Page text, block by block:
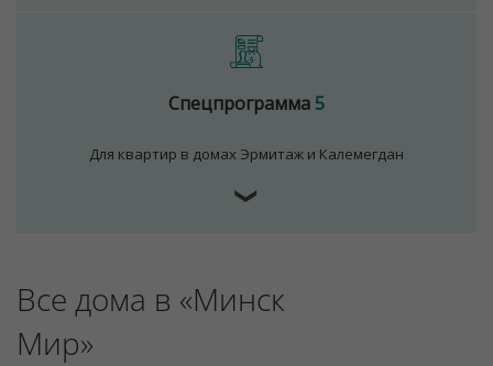
Спецпрограмма5
Для квартир в домах Эрмитаж и Калемегдан
❯
Все дома в «Минск
Мир»
Принять